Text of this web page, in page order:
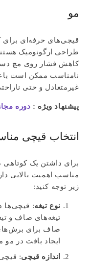
مو
قیچی‌های حرفه‌ای برای
طراحی ارگونومیک
کاهش فشار روی مچ
نامناسب ممکن است
غیرمتعادل و حتی
پیشنهاد ویژه : دوره
انتخاب قیچی
برای داشتن یک کوتاهی
مناسب اهمیت بالایی
زیر توجه کنید:
نوع تیغه: قیچی‌ها
تیغه‌های صاف و
صاف برای
ایجاد بافت در
اندازه قیچی